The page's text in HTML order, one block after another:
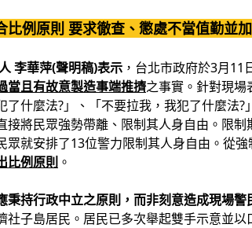
比例原則 要求徹查、懲處不當值勤並加
李華萍(聲明稿)表示 ，台北市政府於3月
當且有故意製造事端推擠之事實。針對現場
了什麼法?」、「不要拉我，我犯了什麼法
接將民眾強勢帶離、限制其人身自由。限
眾就安排了13位警力限制其人身自由。從
比例原則 。
秉持行政中立之原則，而非刻意造成現場
社子島居民。居民已多次舉起雙手示意並